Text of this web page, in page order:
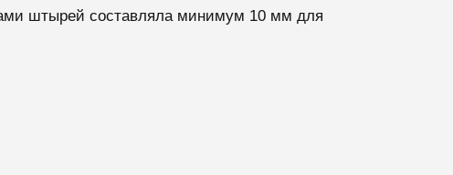
штырей составляла минимум 10 мм для